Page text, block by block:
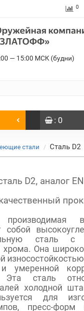
0
— 15:00 МСК (будни)
: 0
стали Сталь D2
D2, аналог
собой
сталь с
Она широко
умеренной
Эта сталь
холодной
для
пресс-форм